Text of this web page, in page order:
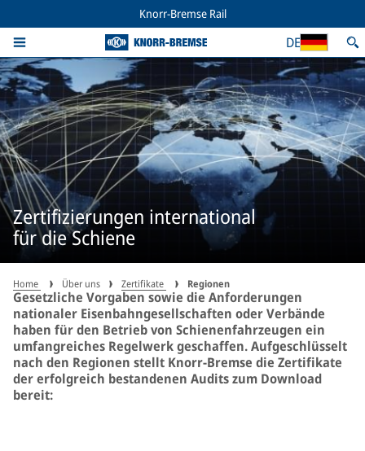
Knorr-Bremse Rail
DE
Zertifizierungen international
für die Schiene
Home Über uns Zertifikate Regionen
Gesetzliche Vorgaben sowie die Anforderungen
nationaler Eisenbahngesellschaften oder Verbände
haben für den Betrieb von Schienenfahrzeugen ein
umfangreiches Regelwerk geschaffen. Aufgeschlüsselt
nach den Regionen stellt Knorr-Bremse die Zertifikate
der erfolgreich bestandenen Audits zum Download
bereit: